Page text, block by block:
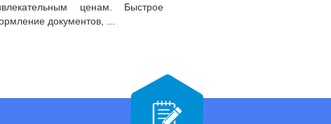
ценам. Быстрое
документов, ...